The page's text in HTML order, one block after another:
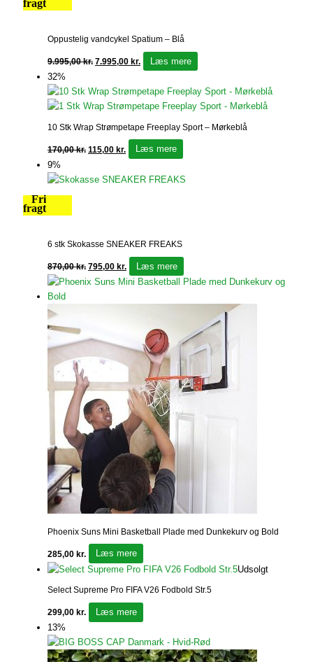
fragt
Oppustelig vandcykel Spatium – Blå
9.995,00kr. 7.995,00 kr.
Læs mere
32%
10 Stk Wrap Strømpetape Freeplay Sport – Mørkeblå
170,00kr. 115,00 kr.
Læs mere
9%
Fri
fragt
6 stk Skokasse SNEAKER FREAKS
870,00kr. 795,00 kr. Læs mere
Phoenix Suns Mini Basketball Plade med Dunkekurv og Bold
285,00 kr.
Læs mere
Udsolgt
Select Supreme Pro FIFA V26 Fodbold Str.5
299,00 kr.
Læs mere
13%